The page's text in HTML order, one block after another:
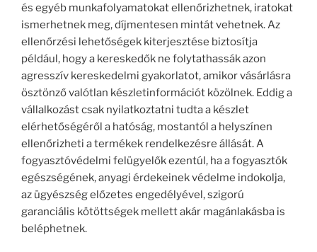
és egyéb munkafolyamatokat ellenőrizhetnek, iratokat
ismerhetnek meg, díjmentesen mintát vehetnek. Az
ellenőrzési lehetőségek kiterjesztése biztosítja
például, hogy a kereskedők ne folytathassák azon
agresszív kereskedelmi gyakorlatot, amikor vásárlásra
ösztönző valótlan készletinformációt közölnek. Eddig a
vállalkozást csak nyilatkoztatni tudta a készlet
elérhetőségéről a hatóság, mostantól a helyszínen
ellenőrizheti a termékek rendelkezésre állását. A
fogyasztóvédelmi felügyelők ezentúl, ha a fogyasztók
egészségének, anyagi érdekeinek védelme indokolja,
az ügyészség előzetes engedélyével, szigorú
garanciális kötöttségek mellett akár magánlakásba is
beléphetnek.